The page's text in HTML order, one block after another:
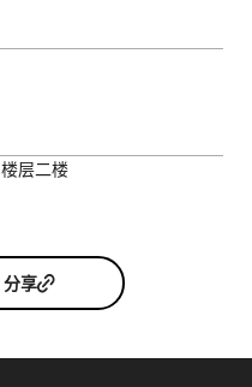
楼层二楼
分享